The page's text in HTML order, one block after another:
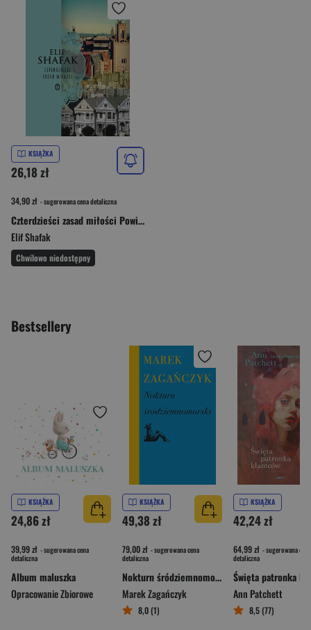
KSIĄŻKA
26,18 zł
34,90 zł - sugerowana cena detaliczna
Czterdzieści zasad miłości Powieść o Rumim
Elif Shafak
Chwilowo niedostępny
Bestsellery
KSIĄŻKA
24,86 zł
39,99 zł - sugerowana cena
detaliczna
Album maluszka
Opracowanie Zbiorowe
KSIĄŻKA
49,38 zł
79,00 zł - sugerowana cena
detaliczna
Nokturn śródziemnomorski
Marek Zagańczyk
8,0 (1)
KSIĄŻKA
42,24 zł
64,99 zł - sugerowana cena
detaliczna
Ann Patchett
8,5 (77)